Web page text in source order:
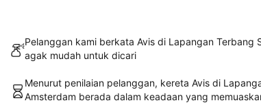
Pelanggan kami berkata Avis di Lapangan Terbang
agak mudah untuk dicari
Menurut penilaian pelanggan, kereta Avis di
Amsterdam berada dalam keadaan yang